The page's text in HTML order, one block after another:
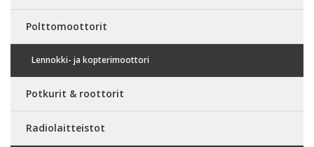
Polttomoottorit
Lennokki- ja kopterimoottori
Potkurit & roottorit
Radiolaitteistot